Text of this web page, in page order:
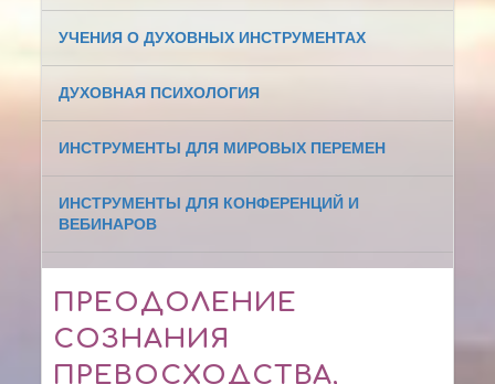
УЧЕНИЯ О ДУХОВНЫХ ИНСТРУМЕНТАХ
ДУХОВНАЯ ПСИХОЛОГИЯ
ИНСТРУМЕНТЫ ДЛЯ МИРОВЫХ ПЕРЕМЕН
ИНСТРУМЕНТЫ ДЛЯ КОНФЕРЕНЦИЙ И
ВЕБИНАРОВ
ПРЕОДОЛЕНИЕ
СОЗНАНИЯ
ПРЕВОСХОДСТВА,